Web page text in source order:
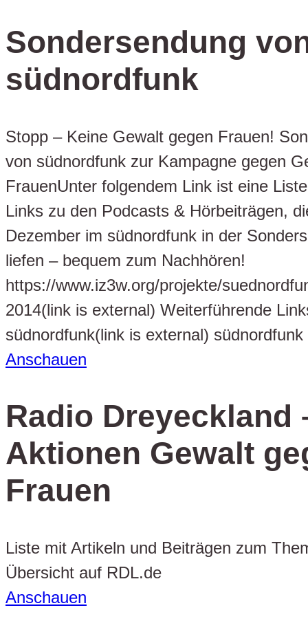
Sondersendung
südnordfunk
Stopp – Keine Gewalt gegen Frauen!
von südnordfunk zur Kampagne gegen
FrauenUnter folgendem Link ist eine
Links zu den Podcasts & Hörbeiträgen,
Dezember im südnordfunk in der
liefen – bequem zum Nachhören!
https://www.iz3w.org/projekte/
2014(link is external) Weiterführende
südnordfunk(link is external) südnordfunk
Anschauen
Radio Dreyeckland
Aktionen Gewalt
Frauen
Liste mit Artikeln und Beiträgen zum
Übersicht auf RDL.de
Anschauen